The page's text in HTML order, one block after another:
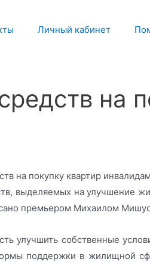
Личный кабинет
на
выделяемых на улучшение
премьером Михаилом
улучшить собственные
поддержки в жилищной